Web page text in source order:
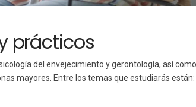
prácticos
del envejecimiento y gerontología, así como
mayores. Entre los temas que estudiarás están: